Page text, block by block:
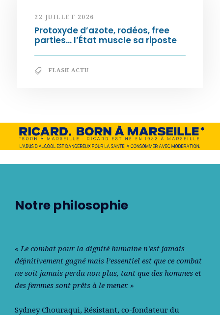
22 JUILLET 2026
Protoxyde d’azote, rodéos, free
parties… l’État muscle sa riposte
FLASH ACTU
Notre philosophie
« Le combat pour la dignité humaine n’est jamais
déﬁnitivement gagné mais l’essentiel est que ce combat
ne soit jamais perdu non plus, tant que des hommes et
des femmes sont prêts à le mener. »
Sydney Chouraqui, Résistant, co-fondateur du